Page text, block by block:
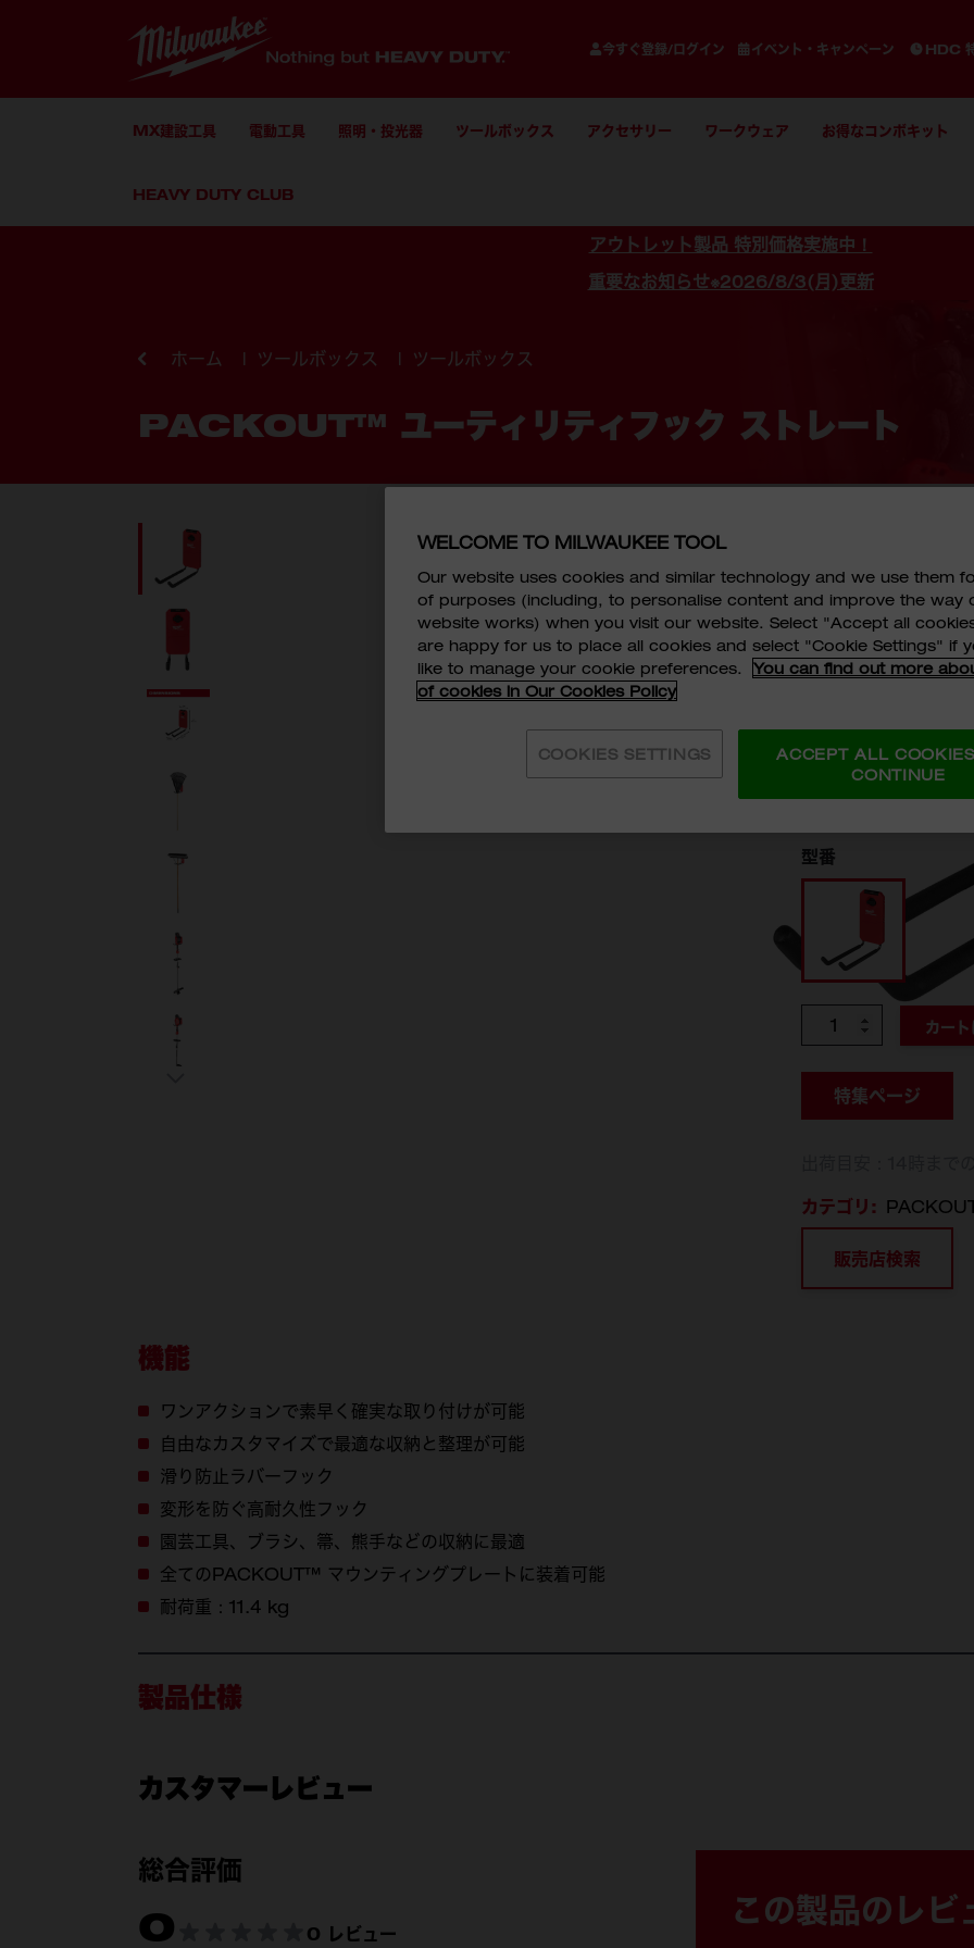
今すぐ登録/ログイン イベント・キャンペーン HDC
MX建設工具 電動工具 照明・投光器 ツールボックス アクセサリー ワークウェア お得なコンボキット
HEAVY DUTY CLUB
アウトレット製品 特別価格実施中！
重要なお知らせ※2026/8/3(月)更新
ホーム ツールボックス ツールボックス
PACKOUT™ ユーティリティフック ストレート
トレート
48-22-8330
ワンアクションで素
税抜価格:￥2,180
税込価格: ￥
型番
48-22-8330
個数 カー
特集ページ
カテゴリ:
販売店検索
機能
ワンアクションで素早く確実な取り付けが可能
自由なカスタマイズで最適な収納と整理が可能
滑り防止ラバーフック
変形を防ぐ高耐久性フック
園芸工具、ブラシ、箒、熊手などの収納に最適
全てのPACKOUT™ マウンティングプレートに装着可能
耐荷重：11.4 kg
製品仕様
製品仕様
カスタマーレビュー
総合評価
0 0 レビュー
この製品のレビ
WELCOME TO MILWAUKEE TOOL
Our website uses cookies and similar technology and we use them
of purposes (including, to personalise content and improve the way
website works) when you visit our website. Select "Accept all
are happy for us to place all cookies and select "Cookie Settings" if
like to manage your cookie preferences.
You can find out more
of cookies in Our Cookies Policy
COOKIES SETTINGS
ACCEPT ALL
CONTINUE